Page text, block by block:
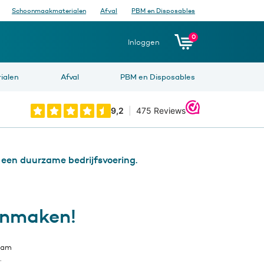
Schoonmaakmaterialen Afval PBM en Disposables
Inloggen
0
Afval PBM en Disposables
duurzame bedrijfsvoering.